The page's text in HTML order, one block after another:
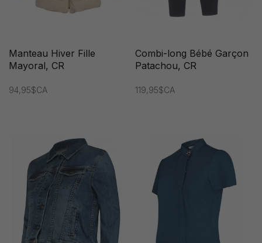
Manteau Hiver Fille
Mayoral, CR
94,95$CA
Combi-long Bébé Garçon
Patachou, CR
119,95$CA